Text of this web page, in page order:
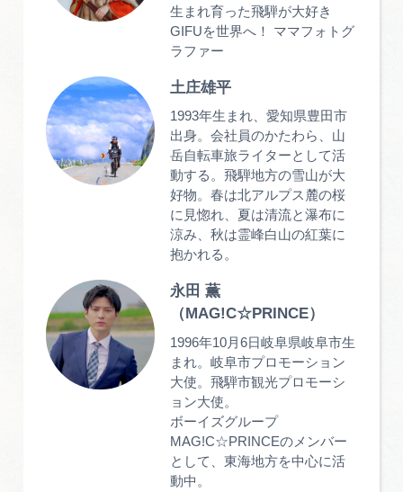
生まれ育った飛騨が大好き
GIFUを世界へ！ ママフォトグ
ラファー
土庄雄平
1993年生まれ、愛知県豊田市
出身。会社員のかたわら、山
岳自転車旅ライターとして活
動する。飛騨地方の雪山が大
好物。春は北アルプス麓の桜
に見惚れ、夏は清流と瀑布に
涼み、秋は霊峰白山の紅葉に
抱かれる。
永田 薫
（MAG!C☆PRINCE）
1996年10月6日岐阜県岐阜市生
まれ。岐阜市プロモーション
大使。飛騨市観光プロモーシ
ョン大使。
ボーイズグループ
MAG!C☆PRINCEのメンバー
として、東海地方を中心に活
動中。